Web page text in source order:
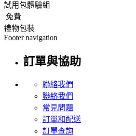
試用包體驗組
免費
禮物包裝
Footer navigation
訂單與協助
聯絡我們
聯絡我們
常見問題
訂單和配送
訂單查詢